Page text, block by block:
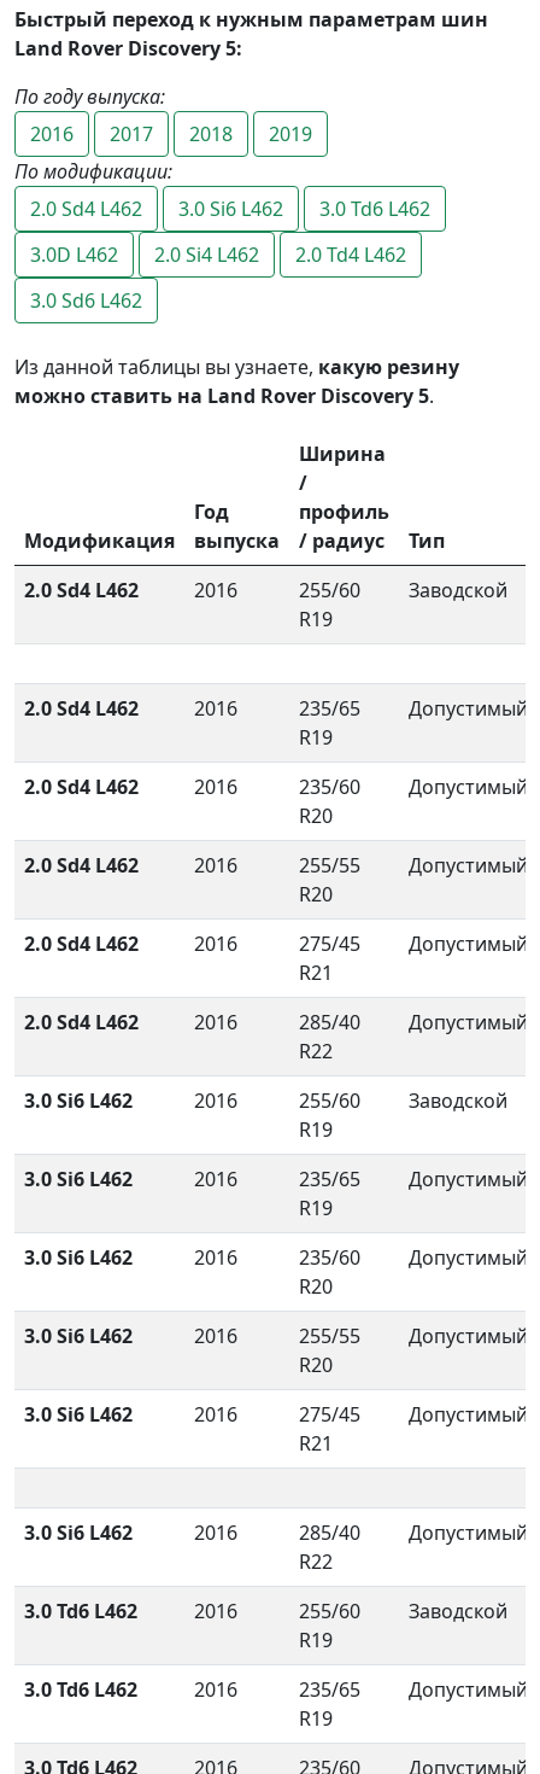
Быстрый переход к нужным параметрам шин
Land Rover Discovery 5:
По году выпуска:
2016
2017 2018
2019
По модификации:
2.0 Sd4 L462
3.0 Si6 L462
3.0 Td6 L462
3.0D L462
2.0 Si4 L462
2.0 Td4 L462
3.0 Sd6 L462
Из данной таблицы вы узнаете, какую резину
можно ставить на Land Rover Discovery 5.
Модификация
Год
выпуска
Ширина
/
профиль
/ радиус
Тип
2.0 Sd4 L462
2016
255/60
R19
Заводской
2.0 Sd4 L462 2016
235/65
R19
Допустимый
2.0 Sd4 L462 2016
235/60
R20
Допустимый
2.0 Sd4 L462 2016
255/55
R20
Допустимый
2.0 Sd4 L462 2016
275/45
R21
Допустимый
2.0 Sd4 L462 2016
285/40
R22
Допустимый
3.0 Si6 L462 2016
255/60
R19
Заводской
3.0 Si6 L462 2016
235/65
R19
Допустимый
3.0 Si6 L462 2016
235/60
R20
Допустимый
3.0 Si6 L462 2016
255/55
R20
Допустимый
3.0 Si6 L462 2016
275/45
R21
Допустимый
3.0 Si6 L462 2016
285/40
R22
Допустимый
3.0 Td6 L462 2016
255/60
R19
Заводской
3.0 Td6 L462 2016
235/65
R19
Допустимый
3.0 Td6 L462 2016 235/60 Допустимый